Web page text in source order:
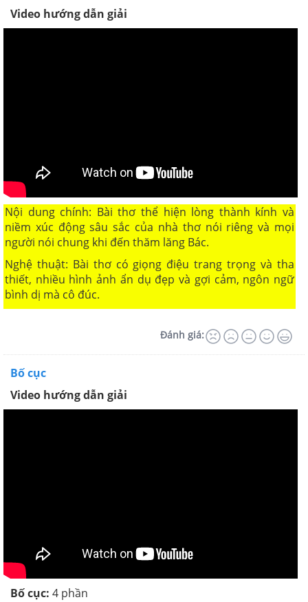
Video hướng dẫn giải
Nội dung chính: Bài thơ thể hiện lòng thành kính và
niềm xúc động sâu sắc của nhà thơ nói riêng và mọi
người nói chung khi đến thăm lăng Bác.
Nghệ thuật: Bài thơ có giọng điệu trang trọng và tha
thiết, nhiều hình ảnh ẩn dụ đẹp và gợi cảm, ngôn ngữ
bình dị mà cô đúc.
Đánh giá:
Bố cục
Video hướng dẫn giải
Bố cục: 4 phần